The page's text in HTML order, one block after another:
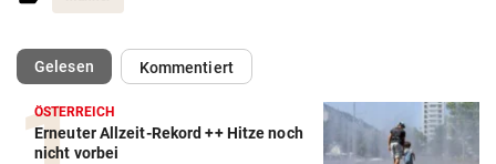
Gelesen(ausgewählt)Kommentiert
ÖSTERREICH
Erneuter Allzeit-Rekord ++ Hitze noch
nicht vorbei